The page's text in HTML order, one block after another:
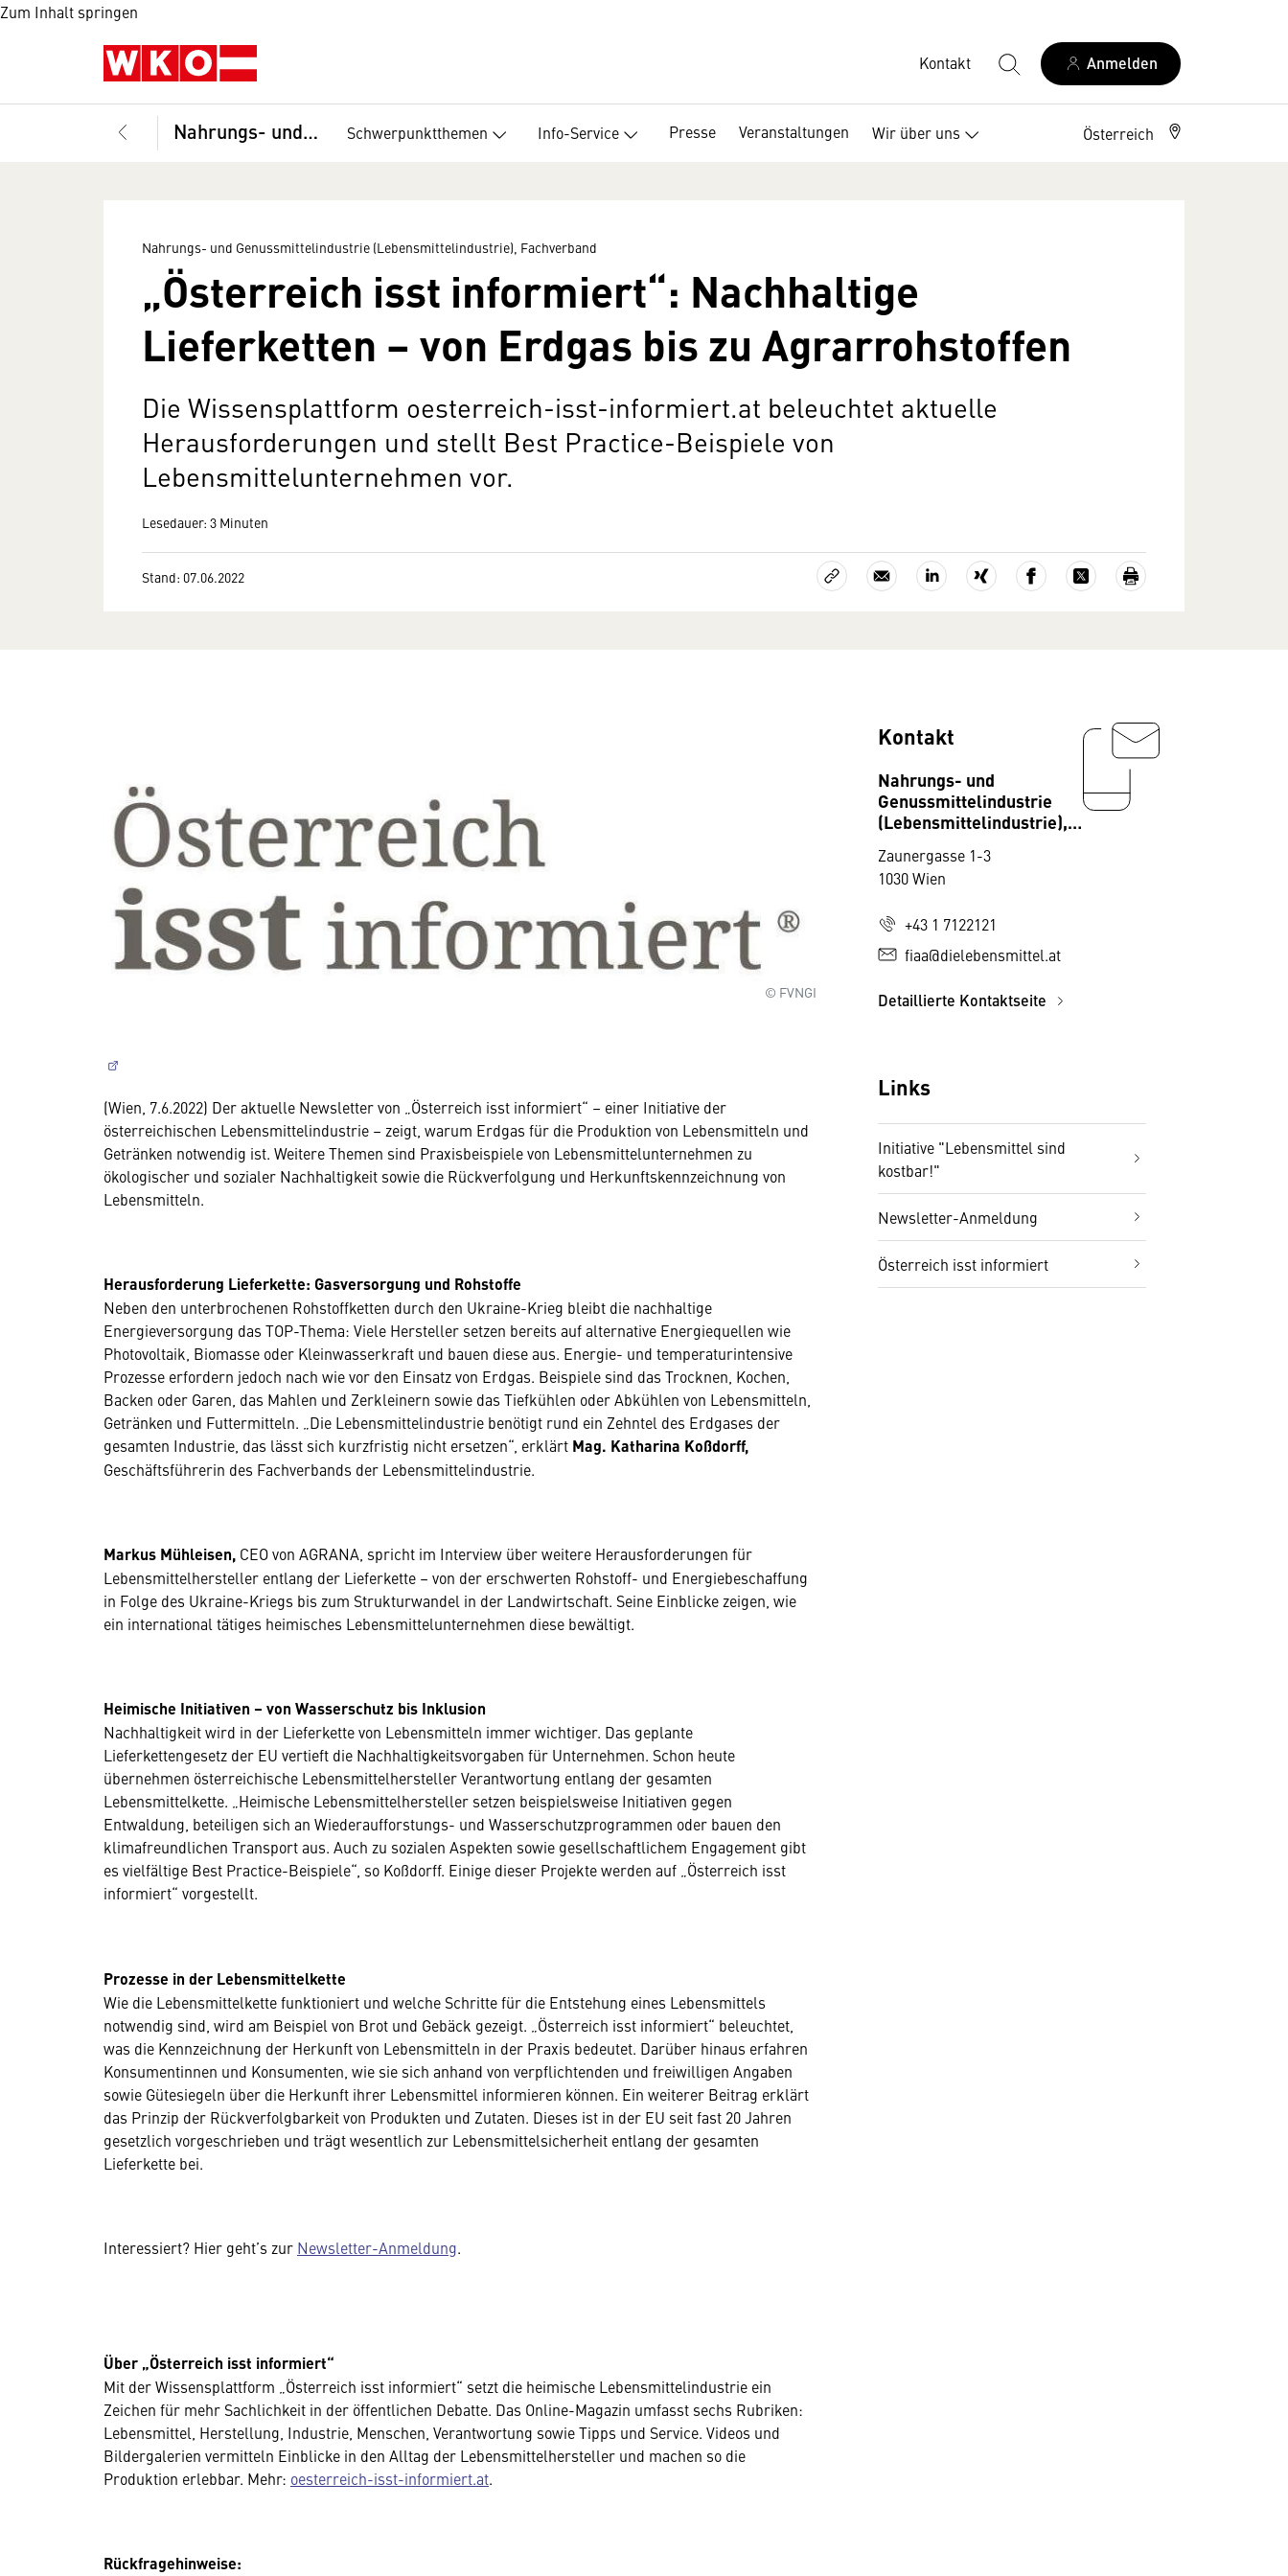
Zum Inhalt springen
Kontakt Anmelden
Nahrungs- und Genussmittelindustrie (Lebensmittelindustrie), Fachverband Schwerpunktthemen Info-Service Presse Veranstaltungen Wir über uns Österreich
Nahrungs- und Genussmittelindustrie (Lebensmittelindustrie), Fachverband
„Österreich isst informiert“: Nachhaltige
Lieferketten – von Erdgas bis zu Agrarrohstoffen
Die Wissensplattform oesterreich-isst-informiert.at beleuchtet aktuelle
Herausforderungen und stellt Best Practice-Beispiele von
Lebensmittelunternehmen vor.
Lesedauer: 3 Minuten
Stand: 07.06.2022
© FVNGI
(Wien, 7.6.2022) Der aktuelle Newsletter von „Österreich isst informiert“ – einer Initiative der
österreichischen Lebensmittelindustrie – zeigt, warum Erdgas für die Produktion von Lebensmitteln und
Getränken notwendig ist. Weitere Themen sind Praxisbeispiele von Lebensmittelunternehmen zu
ökologischer und sozialer Nachhaltigkeit sowie die Rückverfolgung und Herkunftskennzeichnung von
Lebensmitteln.
Herausforderung Lieferkette: Gasversorgung und Rohstoffe
Neben den unterbrochenen Rohstoffketten durch den Ukraine-Krieg bleibt die nachhaltige
Energieversorgung das TOP-Thema: Viele Hersteller setzen bereits auf alternative Energiequellen wie
Photovoltaik, Biomasse oder Kleinwasserkraft und bauen diese aus. Energie- und temperaturintensive
Prozesse erfordern jedoch nach wie vor den Einsatz von Erdgas. Beispiele sind das Trocknen, Kochen,
Backen oder Garen, das Mahlen und Zerkleinern sowie das Tiefkühlen oder Abkühlen von Lebensmitteln,
Getränken und Futtermitteln. „Die Lebensmittelindustrie benötigt rund ein Zehntel des Erdgases der
gesamten Industrie, das lässt sich kurzfristig nicht ersetzen“, erklärt Mag. Katharina Koßdorff,
Geschäftsführerin des Fachverbands der Lebensmittelindustrie.
Markus Mühleisen, CEO von AGRANA, spricht im Interview über weitere Herausforderungen für
Lebensmittelhersteller entlang der Lieferkette – von der erschwerten Rohstoff- und Energiebeschaffung
in Folge des Ukraine-Kriegs bis zum Strukturwandel in der Landwirtschaft. Seine Einblicke zeigen, wie
ein international tätiges heimisches Lebensmittelunternehmen diese bewältigt.
Heimische Initiativen – von Wasserschutz bis Inklusion
Nachhaltigkeit wird in der Lieferkette von Lebensmitteln immer wichtiger. Das geplante
Lieferkettengesetz der EU vertieft die Nachhaltigkeitsvorgaben für Unternehmen. Schon heute
übernehmen österreichische Lebensmittelhersteller Verantwortung entlang der gesamten
Lebensmittelkette. „Heimische Lebensmittelhersteller setzen beispielsweise Initiativen gegen
Entwaldung, beteiligen sich an Wiederaufforstungs- und Wasserschutzprogrammen oder bauen den
klimafreundlichen Transport aus. Auch zu sozialen Aspekten sowie gesellschaftlichem Engagement gibt
es vielfältige Best Practice-Beispiele“, so Koßdorff. Einige dieser Projekte werden auf „Österreich isst
informiert“ vorgestellt.
Prozesse in der Lebensmittelkette
Wie die Lebensmittelkette funktioniert und welche Schritte für die Entstehung eines Lebensmittels
notwendig sind, wird am Beispiel von Brot und Gebäck gezeigt. „Österreich isst informiert“ beleuchtet,
was die Kennzeichnung der Herkunft von Lebensmitteln in der Praxis bedeutet. Darüber hinaus erfahren
Konsumentinnen und Konsumenten, wie sie sich anhand von verpflichtenden und freiwilligen Angaben
sowie Gütesiegeln über die Herkunft ihrer Lebensmittel informieren können. Ein weiterer Beitrag erklärt
das Prinzip der Rückverfolgbarkeit von Produkten und Zutaten. Dieses ist in der EU seit fast 20 Jahren
gesetzlich vorgeschrieben und trägt wesentlich zur Lebensmittelsicherheit entlang der gesamten
Lieferkette bei.
Interessiert? Hier geht’s zur Newsletter-Anmeldung.
Über „Österreich isst informiert“
Mit der Wissensplattform „Österreich isst informiert“ setzt die heimische Lebensmittelindustrie ein
Zeichen für mehr Sachlichkeit in der öffentlichen Debatte. Das Online-Magazin umfasst sechs Rubriken:
Lebensmittel, Herstellung, Industrie, Menschen, Verantwortung sowie Tipps und Service. Videos und
Bildergalerien vermitteln Einblicke in den Alltag der Lebensmittelhersteller und machen so die
Produktion erlebbar. Mehr: oesterreich-isst-informiert.at.
Rückfragehinweise:
Kontakt
Nahrungs- und
Genussmittelindustrie
(Lebensmittelindustrie),
Zaunergasse 1-3
1030 Wien
+43 1 7122121
fiaa@dielebensmittel.at
Detaillierte Kontaktseite
Links
Initiative "Lebensmittel sind
kostbar!"
Newsletter-Anmeldung
Österreich isst informiert